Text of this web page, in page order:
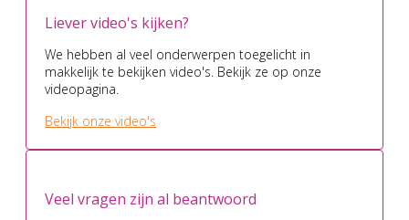
Liever video's kijken?
We hebben al veel onderwerpen toegelicht in
makkelijk te bekijken video's. Bekijk ze op onze
videopagina.
Bekijk onze video's
Veel vragen zijn al beantwoord